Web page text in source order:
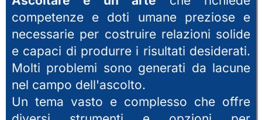
competenze e doti umane preziose e
necessarie per costruire relazioni solide
e capaci di produrre i risultati desiderati.
Molti problemi sono generati da lacune
nel campo dell'ascolto.
Un tema vasto e complesso che offre